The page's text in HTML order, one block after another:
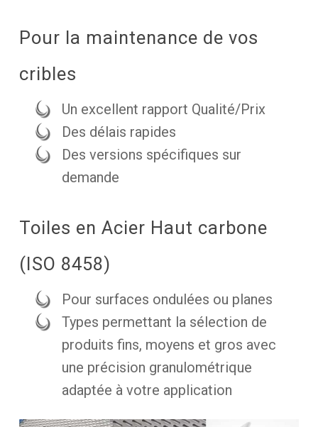
Pour la maintenance de vos
cribles
Un excellent rapport Qualité/Prix
Des délais rapides
Des versions spécifiques sur
demande
Toiles en Acier Haut carbone
(ISO 8458)
Pour surfaces ondulées ou planes
Types permettant la sélection de
produits fins, moyens et gros avec
une précision granulométrique
adaptée à votre application